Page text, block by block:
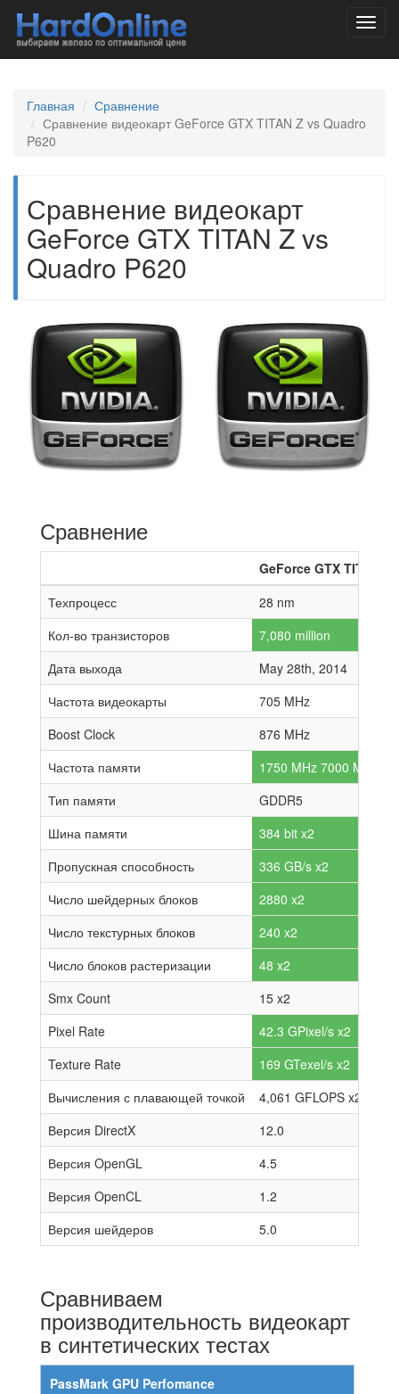
Главная
Сравнение
Сравнение видеокарт GeForce GTX TITAN Z vs Quadro
P620
Сравнение видеокарт
GeForce GTX TITAN Z vs
Quadro P620
Сравнение
GeForce GTX TITAN Z
Техпроцесс
28 nm
Кол-во транзисторов
7,080 million
Дата выхода
May 28th, 2014
Частота видеокарты
705 MHz
Boost Clock
876 MHz
Частота памяти
1750 MHz 7000 MHz
Тип памяти
GDDR5
Шина памяти
384 bit x2
Пропускная способность
336 GB/s x2
Число шейдерных блоков
2880 x2
Число текстурных блоков
240 x2
Число блоков растеризации
48 x2
Smx Count
15 x2
Pixel Rate
42.3 GPixel/s x2
Texture Rate
169 GTexel/s x2
Вычисления с плавающей точкой
4,061 GFLOPS x2
Версия DirectX
12.0
Версия OpenGL
4.5
Версия OpenCL
1.2
Версия шейдеров
5.0
Сравниваем
производительность видеокарт
в синтетических тестах
PassMark GPU Perfomance